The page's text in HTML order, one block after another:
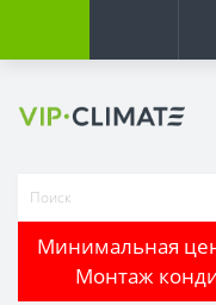
Минимальная
Монтаж